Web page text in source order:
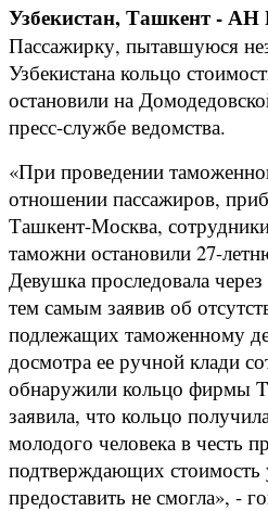
Узбекистан, Ташкент - АН
Пассажирку, пытавшуюся
Узбекистана кольцо
остановили на
пресс-службе ведомства.
«При проведении
отношении пассажиров,
Ташкент-Москва,
таможни остановили 27-
Девушка проследовала
тем самым заявив об
подлежащих таможенному
досмотра ее ручной клади
обнаружили кольцо фирмы
заявила, что кольцо
молодого человека в честь
подтверждающих стоимость
предоставить не смогла», -